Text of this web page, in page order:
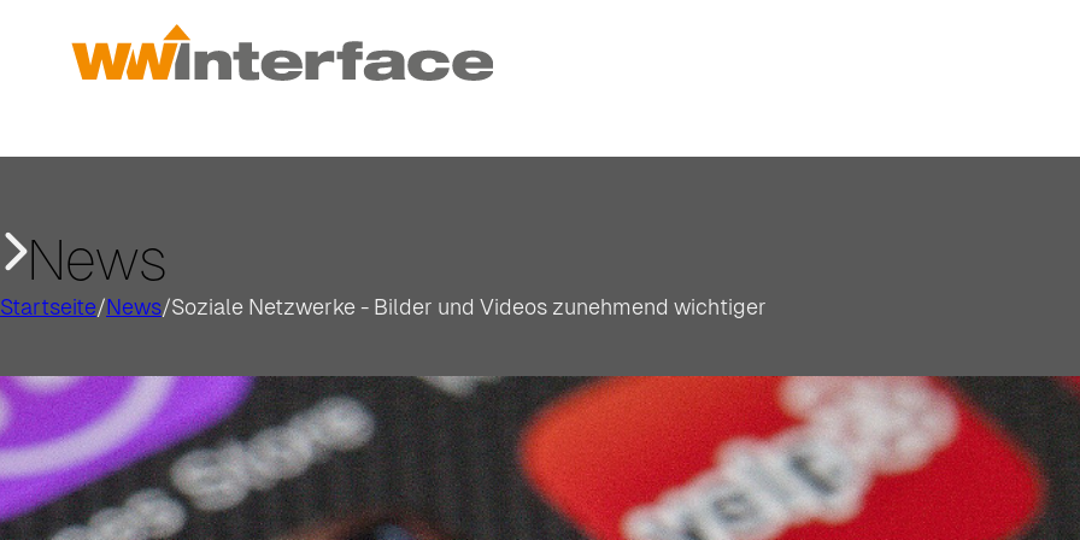
News
Startseite/News/Soziale Netzwerke - Bilder und Videos zunehmend wichtiger